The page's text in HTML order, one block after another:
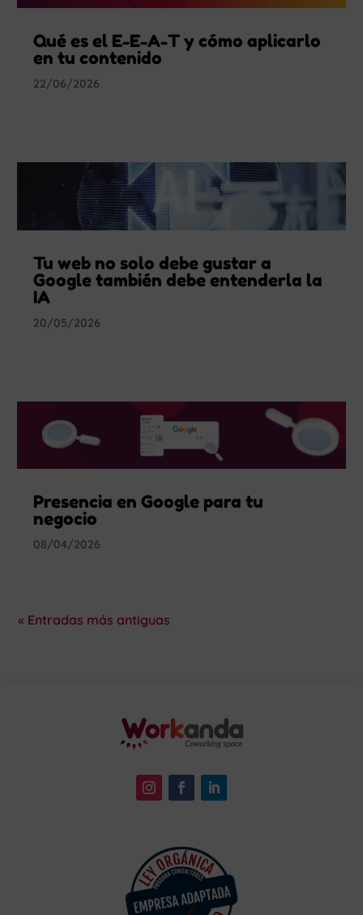
Qué es el E-E-A-T y cómo aplicarlo
en tu contenido
22/06/2026
Tu web no solo debe gustar a
Google también debe entenderla la
IA
20/05/2026
Presencia en Google para tu
negocio
08/04/2026
« Entradas más antiguas